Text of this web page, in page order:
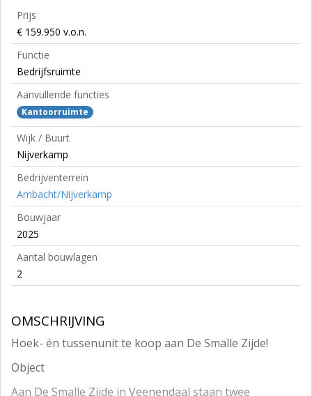
Prijs
€ 159.950 v.o.n.
Functie
Bedrijfsruimte
Aanvullende functies
Kantoorruimte
Wijk / Buurt
Nijverkamp
Bedrijventerrein
Ambacht/Nijverkamp
Bouwjaar
2025
Aantal bouwlagen
2
OMSCHRIJVING
Hoek- én tussenunit te koop aan De Smalle Zijde!
Object
Aan De Smalle Zijde in Veenendaal staan twee